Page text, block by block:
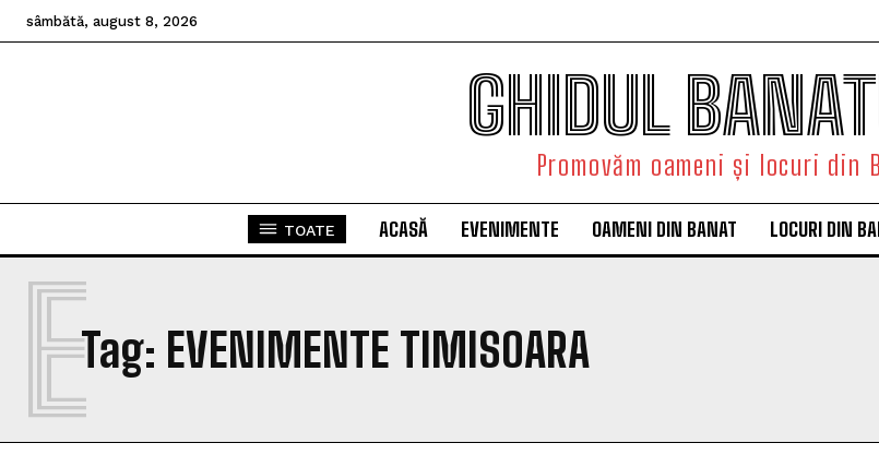
sâmbătă, august 8, 2026
GHIDUL
Promovăm oameni și locuri din
TOATE ACASĂ EVENIMENTE OAMENI DIN BANAT LOCURI DIN
Tag: EVENIMENTE TIMISOARA
E